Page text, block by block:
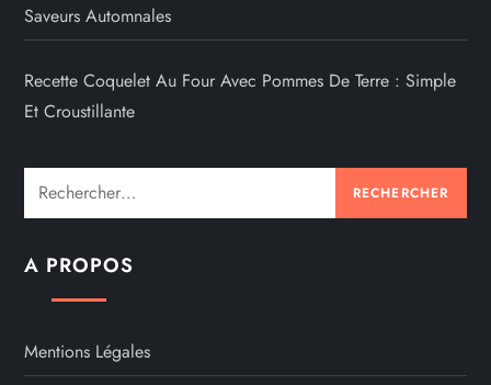
Saveurs Automnales
Recette Coquelet Au Four Avec Pommes De Terre : Simple
Et Croustillante
Rechercher :
A PROPOS
Mentions Légales